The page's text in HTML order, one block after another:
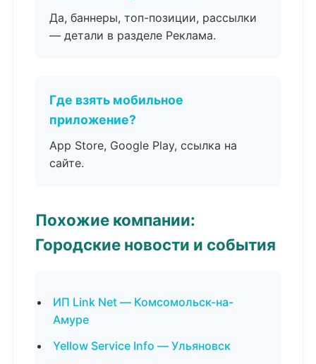
Да, баннеры, топ-позиции, рассылки
— детали в разделе Реклама.
Где взять мобильное
приложение?
App Store, Google Play, ссылка на
сайте.
Похожие компании:
Городские новости и события
ИП Link Net — Комсомольск-на-
Амуре
Yellow Service Info — Ульяновск